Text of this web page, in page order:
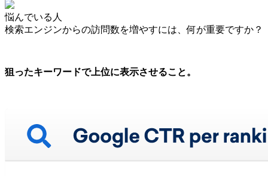
悩んでいる人
検索エンジンからの訪問数を増やすには、何が重要ですか？
狙ったキーワードで上位に表示させること。